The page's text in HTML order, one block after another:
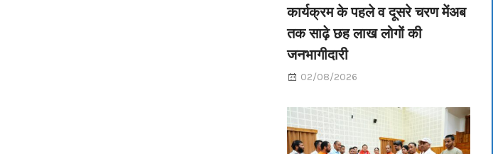
कार्यक्रम के पहले व दूसरे चरण मेंअब
तक साढ़े छह लाख लोगों की
जनभागीदारी
02/08/2026